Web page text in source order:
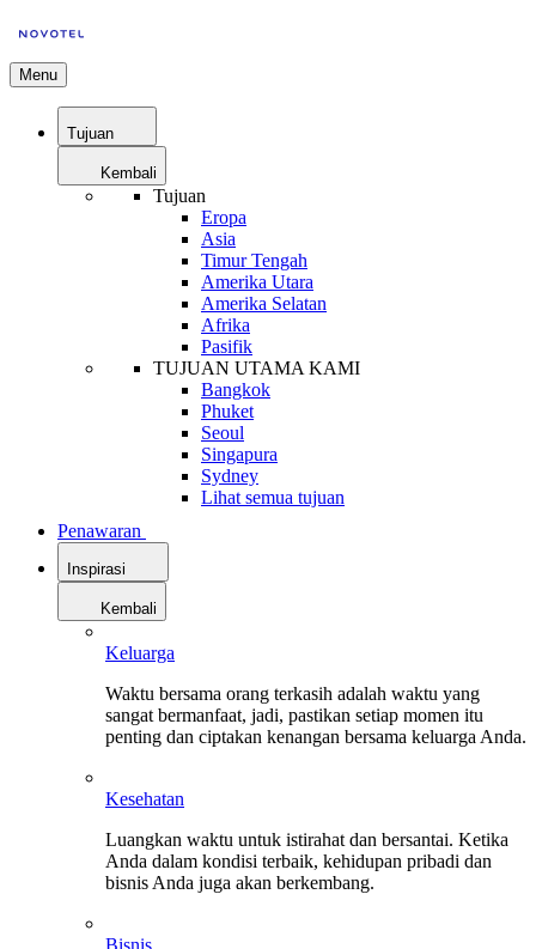
Menu
Tujuan
Kembali
Tujuan
Eropa
Asia
Timur Tengah
Amerika Utara
Amerika Selatan
Afrika
Pasifik
TUJUAN UTAMA KAMI
Bangkok
Phuket
Seoul
Singapura
Sydney
Lihat semua tujuan
Penawaran
Inspirasi
Kembali
Keluarga
Waktu bersama orang terkasih adalah waktu yang
sangat bermanfaat, jadi, pastikan setiap momen itu
penting dan ciptakan kenangan bersama keluarga Anda.
Kesehatan
Luangkan waktu untuk istirahat dan bersantai. Ketika
Anda dalam kondisi terbaik, kehidupan pribadi dan
bisnis Anda juga akan berkembang.
Bisnis